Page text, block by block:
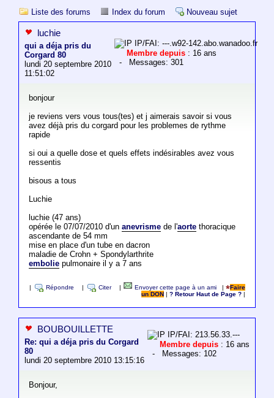
Liste des forums Index du forum Nouveau sujet
luchie
qui a déja pris du
Corgard 80
lundi 20 septembre 2010
11:51:02
IP/FAI: ---.w92-142.abo.wanadoo.fr
Membre depuis : 16 ans
- Messages: 301
bonjour
je reviens vers vous tous(tes) et j aimerais savoir si vous
avez déjà pris du corgard pour les problemes de rythme
rapide
si oui a quelle dose et quels effets indésirables avez vous
ressentis
bisous a tous
Luchie
luchie (47 ans)
opérée le 07/07/2010 d'un anevrismede l'aortethoracique
ascendante de 54 mm
mise en place d'un tube en dacron
maladie de Crohn + Spondylarthrite
emboliepulmonaire il y a 7 ans
Répondre Citer Envoyer cette page à un ami |
Faire
un DON
|? Retour Haut de Page ?
BOUBOUILLETTE
Re: qui a déja pris du Corgard
80
lundi 20 septembre 2010 13:15:16
IP/FAI: 213.56.33.---
Membre depuis : 16 ans
- Messages: 102
Bonjour,